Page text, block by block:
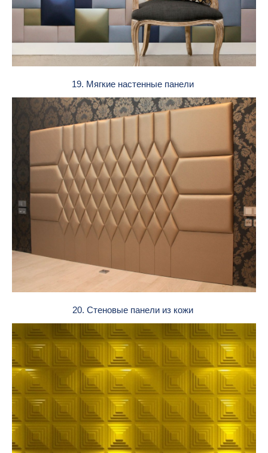
19. Мягкие настенные панели
20. Стеновые панели из кожи